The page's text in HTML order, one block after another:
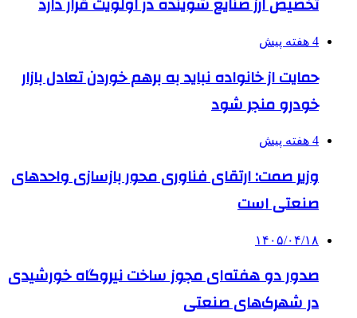
4 هفته پیش
حمایت از خانواده نباید به برهم خوردن تعادل بازار
خودرو منجر شود
4 هفته پیش
وزیر صمت: ارتقای فناوری محور بازسازی واحدهای
صنعتی است
۱۴۰۵/۰۴/۱۸
صدور دو هفته‌ای مجوز ساخت نیروگاه خورشیدی
در شهرک‌های صنعتی